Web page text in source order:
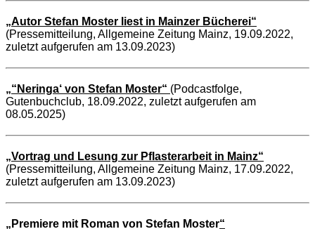
„Autor Stefan Moster liest in Mainzer Bücherei“
(Pressemitteilung, Allgemeine Zeitung Mainz, 19.09.2022,
zuletzt aufgerufen am 13.09.2023)
„“Neringa‘ von Stefan Moster“ (Podcastfolge,
Gutenbuchclub, 18.09.2022, zuletzt aufgerufen am
08.05.2025)
„Vortrag und Lesung zur Pflasterarbeit in Mainz“
(Pressemitteilung, Allgemeine Zeitung Mainz, 17.09.2022,
zuletzt aufgerufen am 13.09.2023)
„ Premiere mit Roman von Stefan Moster“